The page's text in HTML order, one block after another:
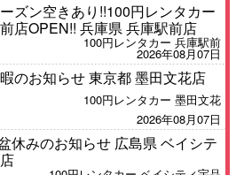
ズン空きあり!!100円レンタカー
店OPEN!! 兵庫県 兵庫駅前店
100円レンタカー 兵庫駅前
2026年08月07日
のお知らせ 東京都 墨田文花店
100円レンタカー 墨田文花
2026年08月07日
休みのお知らせ 広島県 ベイシテ